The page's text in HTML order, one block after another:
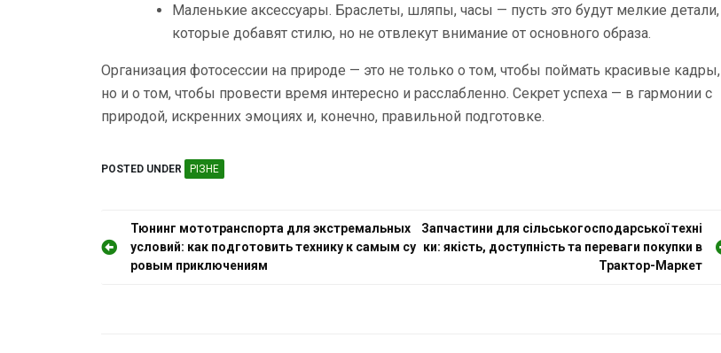
Маленькие аксессуары. Браслеты, шляпы, часы — пусть это будут мелкие детали,
которые добавят стилю, но не отвлекут внимание от основного образа.
Организация фотосессии на природе — это не только о том, чтобы поймать красивые кадры,
но и о том, чтобы провести время интересно и расслабленно. Секрет успеха — в гармонии с
природой, искренних эмоциях и, конечно, правильной подготовке.
POSTED UNDER РІЗНЕ
Н
а
Тюнинг мототранспорта для экстремальных
условий: как подготовить технику к самым су
ровым приключениям
Запчастини для сільськогосподарської техні
ки: якість, доступність та переваги покупки в
Трактор-Маркет